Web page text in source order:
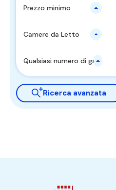
Prezzo minimo
Camere da Letto
Qualsiasi numero di garages
Ricerca avanzata